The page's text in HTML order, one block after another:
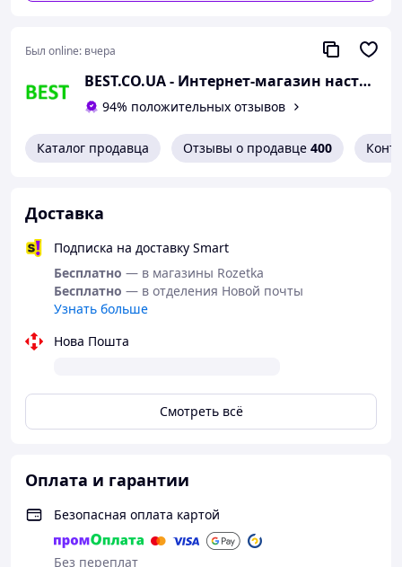
Был online: вчера
BEST.CO.UA - Интернет-магазин настенных часов
94% положительных отзывов
Каталог продавца Отзывы о продавце 400
Доставка
Подписка на доставку Smart
Бесплатно — в магазины Rozetka
Бесплатно — в отделения Новой почты
Узнать больше
Нова Пошта
Смотреть всё
Оплата и гарантии
Безопасная оплата картой
Без переплат